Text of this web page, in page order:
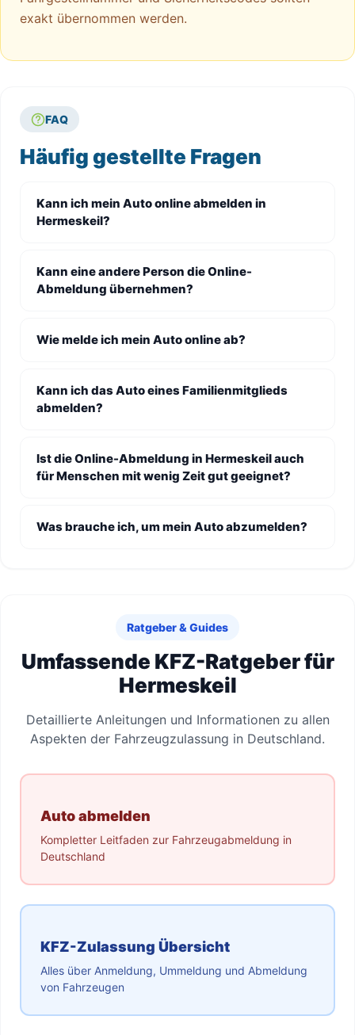
exakt übernommen werden.
FAQ
Häufig gestellte Fragen
Kann ich mein Auto online abmelden in
Hermeskeil?
Kann eine andere Person die Online-
Abmeldung übernehmen?
Wie melde ich mein Auto online ab?
Kann ich das Auto eines Familienmitglieds
abmelden?
Ist die Online-Abmeldung in Hermeskeil auch
für Menschen mit wenig Zeit gut geeignet?
Was brauche ich, um mein Auto abzumelden?
Ratgeber & Guides
Umfassende KFZ-Ratgeber für
Hermeskeil
Detaillierte Anleitungen und Informationen zu allen
Aspekten der Fahrzeugzulassung in Deutschland.
Auto abmelden
Kompletter Leitfaden zur Fahrzeugabmeldung in
Deutschland
KFZ-Zulassung Übersicht
Alles über Anmeldung, Ummeldung und Abmeldung
von Fahrzeugen